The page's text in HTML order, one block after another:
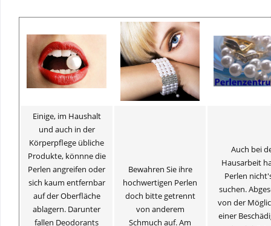
Einige, im Haushalt
und auch in der
Körperpflege übliche
Produkte, könnne die
Perlen angreifen oder
sich kaum entfernbar
auf der Oberfläche
ablagern. Darunter
fallen Deodorants
Bewahren Sie ihre
hochwertigen Perlen
doch bitte getrennt
von anderem
Schmuch auf. Am
Auch bei
Hausarbeit
Perlen
suchen.
von der
einer